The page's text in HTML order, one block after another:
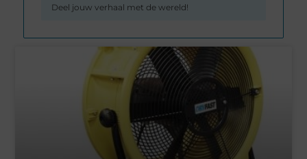
Deel jouw verhaal met de wereld!